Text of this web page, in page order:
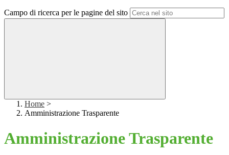
Campo di ricerca per le pagine del sito
Home >
Amministrazione Trasparente
Amministrazione Trasparente